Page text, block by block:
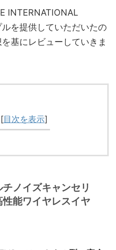
INTERNATIONAL
を提供していただいたの
基にレビューしていきま
[目次を表示]
ノイズキャンセリ
能ワイヤレスイヤ